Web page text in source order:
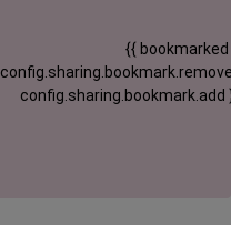
{{ bookmarked
config.sharing.bookmark.add